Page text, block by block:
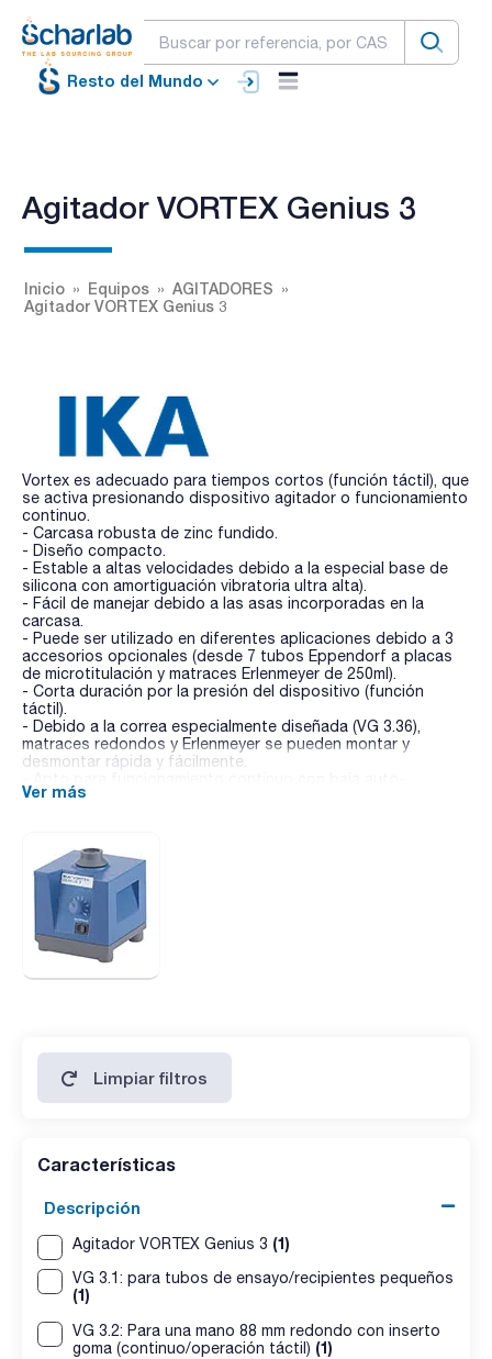
Resto del Mundo
Agitador VORTEX Genius 3
Inicio Equipos
AGITADORES
Agitador VORTEX Genius 3
Vortex es adecuado para tiempos cortos (función táctil), que
se activa presionando dispositivo agitador o funcionamiento
continuo.
- Carcasa robusta de zinc fundido.
- Diseño compacto.
- Estable a altas velocidades debido a la especial base de
silicona con amortiguación vibratoria ultra alta).
- Fácil de manejar debido a las asas incorporadas en la
carcasa.
- Puede ser utilizado en diferentes aplicaciones debido a 3
accesorios opcionales (desde 7 tubos Eppendorf a placas
de microtitulación y matraces Erlenmeyer de 250ml).
- Corta duración por la presión del dispositivo (función
táctil).
- Debido a la correa especialmente diseñada (VG 3.36),
matraces redondos y Erlenmeyer se pueden montar y
desmontar rápida y fácilmente.
calefacción debido a la auto-ventilación del motor.
- Movimiento de agitación: orbital
- Rango de velocidad ajustable: 500 a 2500min-1,
dependiendo del dispositivo y carga
- Indicador de velocidad: escala de 0 a 6
- Máx. tiempo de conexión: 100%
- Voltaje: 200-240 V
Ver más
Limpiar filtros
Características
Descripción
Agitador VORTEX Genius 3 (1)
VG 3.1: para tubos de ensayo/recipientes pequeños
(1)
VG 3.2: Para una mano 88 mm redondo con inserto
goma (continuo/operación táctil) (1)